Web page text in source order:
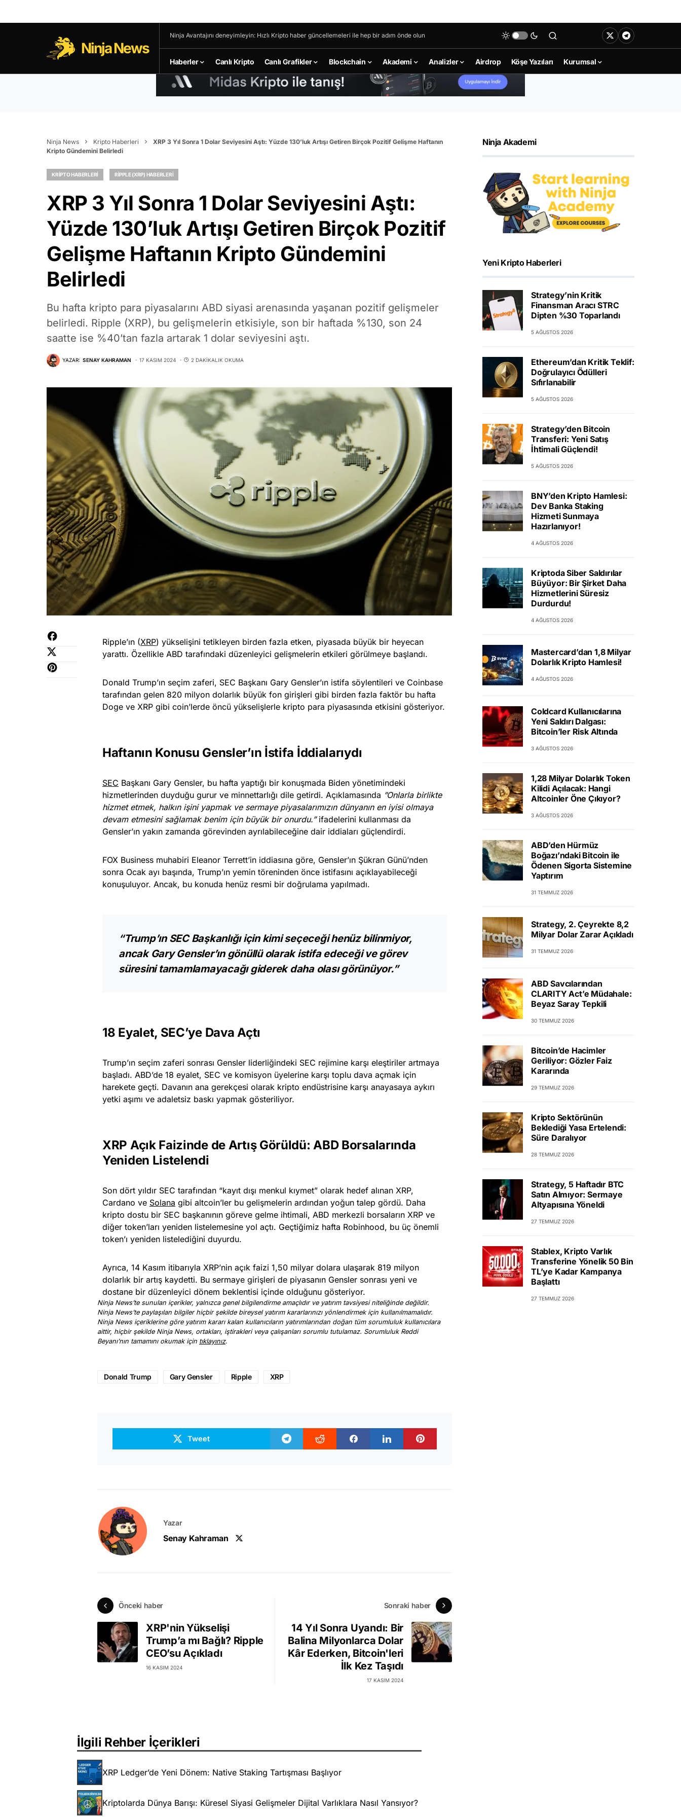
Ninja News
Ninja Avantajını deneyimleyin: Hızlı Kripto haber güncellemeleri ile hep bir adım önde olun
Haberler Canlı Kripto Canlı Grafikler Blockchain Akademi Analizler Airdrop Köşe Yazıları Kurumsal
Ninja News Kripto Haberleri
XRP 3 Yıl Sonra 1 Dolar Seviyesini Aştı: Yüzde 130’luk Artışı Getiren Birçok Pozitif Gelişme Haftanın
Kripto Gündemini Belirledi
KRIPTO HABERLERI RIPPLE (XRP) HABERLERI
XRP 3 Yıl Sonra 1 Dolar Seviyesini Aştı:
Yüzde 130’luk Artışı Getiren Birçok Pozitif
Gelişme Haftanın Kripto Gündemini
Belirledi
Bu hafta kripto para piyasalarını ABD siyasi arenasında yaşanan pozitif gelişmeler
belirledi. Ripple (XRP), bu gelişmelerin etkisiyle, son bir haftada %130, son 24
saatte ise %40’tan fazla artarak 1 dolar seviyesini aştı.
YAZAR: SENAY KAHRAMAN 17 KASIM 2024 2 DAKIKALIK OKUMA
Ripple’ın (XRP) yükselişini tetikleyen birden fazla etken, piyasada büyük bir heyecan
yarattı. Özellikle ABD tarafındaki düzenleyici gelişmelerin etkileri görülmeye başlandı.
Donald Trump’ın seçim zaferi, SEC Başkanı Gary Gensler’ın istifa söylentileri ve Coinbase
tarafından gelen 820 milyon dolarlık büyük fon girişleri gibi birden fazla faktör bu hafta
Doge ve XRP gibi coin’lerde öncü yükselişlerle kripto para piyasasında etkisini gösteriyor.
Haftanın Konusu Gensler’ın İstifa İddialarıydı
SEC Başkanı Gary Gensler, bu hafta yaptığı bir konuşmada Biden yönetimindeki
hizmetlerinden duyduğu gurur ve minnettarlığı dile getirdi. Açıklamasında ”Onlarla birlikte
hizmet etmek, halkın işini yapmak ve sermaye piyasalarımızın dünyanın en iyisi olmaya
devam etmesini sağlamak benim için büyük bir onurdu.”ifadelerini kullanması da
Gensler’ın yakın zamanda görevinden ayrılabileceğine dair iddiaları güçlendirdi.
FOX Business muhabiri Eleanor Terrett’in iddiasına göre, Gensler’ın Şükran Günü’nden
sonra Ocak ayı başında, Trump’ın yemin töreninden önce istifasını açıklayabileceği
konuşuluyor. Ancak, bu konuda henüz resmi bir doğrulama yapılmadı.
“Trump’ın SEC Başkanlığı için kimi seçeceği henüz bilinmiyor,
ancak Gary Gensler’ın gönüllü olarak istifa edeceği ve görev
süresini tamamlamayacağı giderek daha olası görünüyor.”
18 Eyalet, SEC’ye Dava Açtı
Trump’ın seçim zaferi sonrası Gensler liderliğindeki SEC rejimine karşı eleştiriler artmaya
başladı. ABD’de 18 eyalet, SEC ve komisyon üyelerine karşı toplu dava açmak için
harekete geçti. Davanın ana gerekçesi olarak kripto endüstrisine karşı anayasaya aykırı
yetki aşımı ve adaletsiz baskı yapmak gösteriliyor.
XRP Açık Faizinde de Artış Görüldü: ABD Borsalarında
Yeniden Listelendi
Son dört yıldır SEC tarafından “kayıt dışı menkul kıymet” olarak hedef alınan XRP,
Cardano ve Solana gibi altcoin’ler bu gelişmelerin ardından yoğun talep gördü. Daha
kripto dostu bir SEC başkanının göreve gelme ihtimali, ABD merkezli borsaların XRP ve
diğer token’ları yeniden listelemesine yol açtı. Geçtiğimiz hafta Robinhood, bu üç önemli
token’ı yeniden listelediğini duyurdu.
Ayrıca, 14 Kasım itibarıyla XRP’nin açık faizi 1,50 milyar dolara ulaşarak 819 milyon
dolarlık bir artış kaydetti. Bu sermaye girişleri de piyasanın Gensler sonrası yeni ve
dostane bir düzenleyici dönem beklentisi içinde olduğunu gösteriyor.
Ninja News’te sunulan içerikler, yalnızca genel bilgilendirme amaçlıdır ve yatırım tavsiyesi niteliğinde değildir.
Ninja News’te paylaşılan bilgiler hiçbir şekilde bireysel yatırım kararlarınızı yönlendirmek için kullanılmamalıdır.
Ninja News içeriklerine göre yatırım kararı kalan kullanıcıların yatırımlarından doğan tüm sorumluluk kullanıcılara
aittir, hiçbir şekilde Ninja News, ortakları, iştirakleri veya çalışanları sorumlu tutulamaz. Sorumluluk Reddi
Beyanı’nın tamamını okumak için tıklayınız.
Donald Trump Gary Gensler Ripple XRP
Tweet
Yazar
Senay Kahraman
Önceki haber
XRP'nin Yükselişi
Trump’a mı Bağlı? Ripple
CEO’su Açıkladı
16 KASIM 2024
Sonraki haber
14 Yıl Sonra Uyandı: Bir
Balina Milyonlarca Dolar
Kâr Ederken, Bitcoin'leri
İlk Kez Taşıdı
17 KASIM 2024
İlgili Rehber İçerikleri
XRP Ledger’de Yeni Dönem: Native Staking Tartışması Başlıyor
Kriptolarda Dünya Barışı: Küresel Siyasi Gelişmeler Dijital Varlıklara Nasıl Yansıyor?
Ninja Akademi
Yeni Kripto Haberleri
Strategy’nin Kritik
Finansman Aracı STRC
Dipten %30 Toparlandı
5 AĞUSTOS 2026
Ethereum’dan Kritik Teklif:
Doğrulayıcı Ödülleri
Sıfırlanabilir
5 AĞUSTOS 2026
Strategy’den Bitcoin
Transferi: Yeni Satış
İhtimali Güçlendi!
5 AĞUSTOS 2026
BNY’den Kripto Hamlesi:
Dev Banka Staking
Hizmeti Sunmaya
Hazırlanıyor!
4 AĞUSTOS 2026
Kriptoda Siber Saldırılar
Büyüyor: Bir Şirket Daha
Hizmetlerini Süresiz
Durdurdu!
4 AĞUSTOS 2026
Mastercard’dan 1,8 Milyar
Dolarlık Kripto Hamlesi!
4 AĞUSTOS 2026
Coldcard Kullanıcılarına
Yeni Saldırı Dalgası:
Bitcoin’ler Risk Altında
3 AĞUSTOS 2026
1,28 Milyar Dolarlık Token
Kilidi Açılacak: Hangi
Altcoinler Öne Çıkıyor?
3 AĞUSTOS 2026
ABD’den Hürmüz
Boğazı’ndaki Bitcoin ile
Ödenen Sigorta Sistemine
Yaptırım
31 TEMMUZ 2026
Strategy, 2. Çeyrekte 8,2
Milyar Dolar Zarar Açıkladı
31 TEMMUZ 2026
ABD Savcılarından
CLARITY Act’e Müdahale:
Beyaz Saray Tepkili
30 TEMMUZ 2026
Bitcoin’de Hacimler
Geriliyor: Gözler Faiz
Kararında
29 TEMMUZ 2026
Kripto Sektörünün
Beklediği Yasa Ertelendi:
Süre Daralıyor
28 TEMMUZ 2026
Strategy, 5 Haftadır BTC
Satın Almıyor: Sermaye
Altyapısına Yöneldi
27 TEMMUZ 2026
Stablex, Kripto Varlık
Transferine Yönelik 50 Bin
TL’ye Kadar Kampanya
Başlattı
27 TEMMUZ 2026